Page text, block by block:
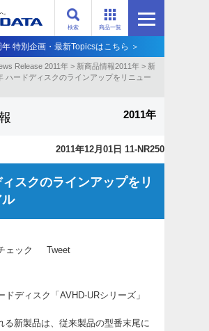
商品一覧
検索
特別企画・最新Topicsはこちら ＞
Release 2011年 > 新商品情報2011年 > 新
ハードディスクのラインアップをリニュー
2011年
2011年12月01日 11-NR250
スクのラインアップをリ
ェック Tweet
ドディスク「AVHD-URシリーズ」
新製品は、従来製品の型番末尾に